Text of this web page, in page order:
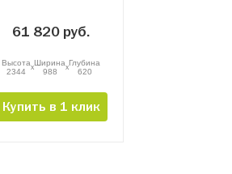
61 820 руб.
Высота
2344
xШирина
988
xГлубина
620
Купить в 1 клик